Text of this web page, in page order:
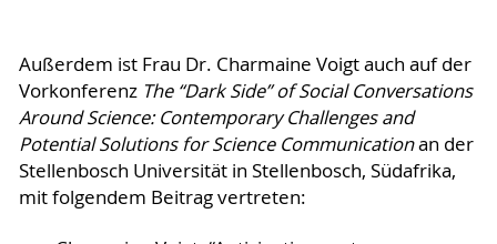
Außerdem ist Frau Dr. Charmaine Voigt auch auf der
Vorkonferenz The “Dark Side” of Social Conversations
Around Science: Contemporary Challenges and
Potential Solutions for Science Communicationan der
Stellenbosch Universität in Stellenbosch, Südafrika,
mit folgendem Beitrag vertreten: